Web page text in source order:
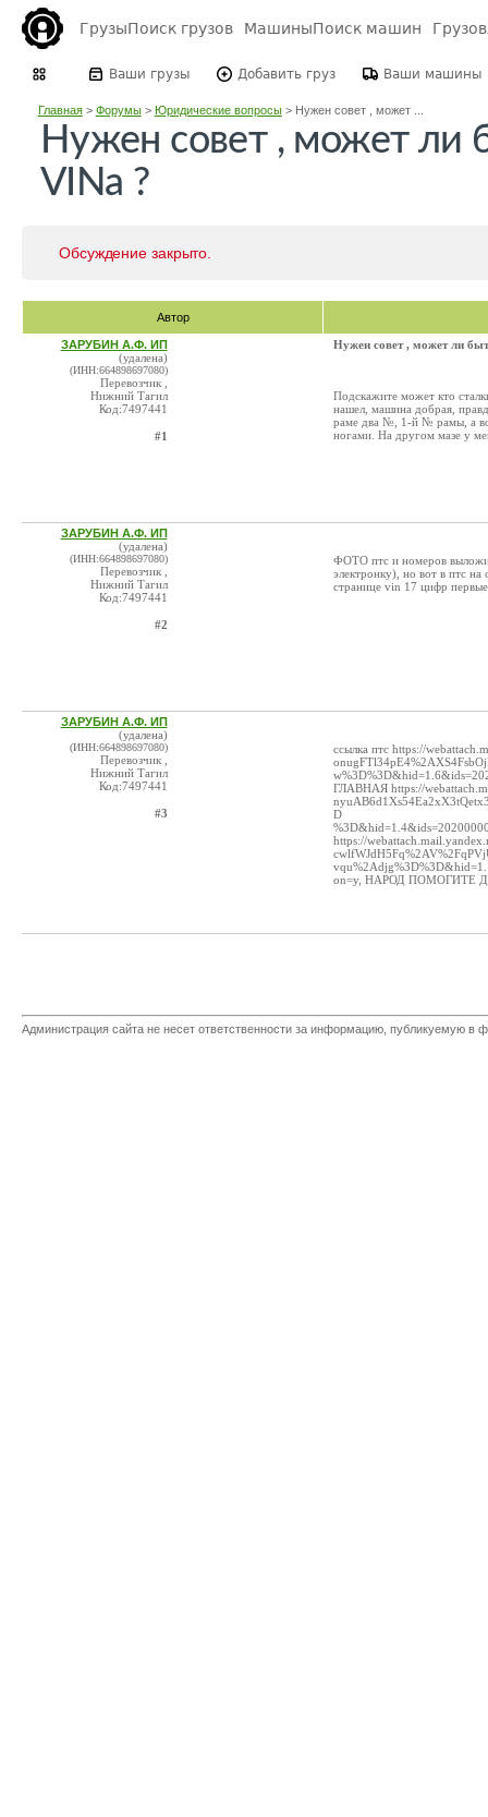
ГрузыПоиск грузов МашиныПоиск машин
Ваши грузы Добавить груз Ваши машины
Главная> Форумы> Юридические вопросы> Нужен совет , может ...
Нужен совет , может ли
VINa ?
Обсуждение закрыто.
Автор
ЗАРУБИН А.Ф. ИП
(удалена)
(ИНН:664898697080)
Перевозчик ,
Нижний Тагил
Код:7497441
#1
Нужен совет , может ли
Подскажите может кто
нашел, машина добрая,
раме два №, 1-й № рамы, а
ногами. На другом мазе у
ЗАРУБИН А.Ф. ИП
(удалена)
(ИНН:664898697080)
Перевозчик ,
Нижний Тагил
Код:7497441
#2
ФОТО птс и номеров
электронку), но вот в птс
странице vin 17 цифр
ЗАРУБИН А.Ф. ИП
(удалена)
(ИНН:664898697080)
Перевозчик ,
Нижний Тагил
Код:7497441
#3
ссылка птс https://
ГЛАВНАЯ https://
D
https://
on=y, НАРОД ПОМОГИТЕ
Администрация сайта не несет ответственности за информацию, публикуемую